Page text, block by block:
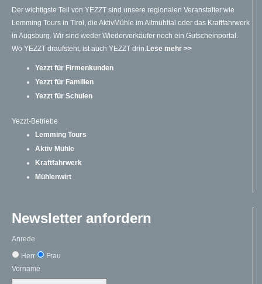
Der wichtigste Teil von YEZZT sind unsere regionalen Veranstalter wie
Lemming Tours in Tirol, die AktivMühle im Altmühltal oder das Kraftfahrwerk
in Augsburg. Wir sind weder Wiederverkäufer noch ein Gutscheinportal.
Wo YEZZT draufsteht, ist auch YEZZT drin. Lese mehr >>
Yezzt für Firmenkunden
Yezzt für Familien
Yezzt für Schulen
Yezzt-Betriebe
Lemming Tours
Aktiv Mühle
Kraftfahrwerk
Mühlenwirt
Newsletter anfordern
Anrede
Herr
Frau
Vorname